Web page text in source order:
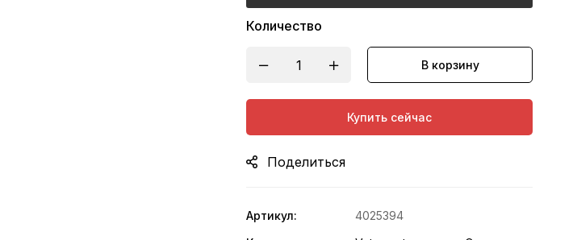
Количество
В корзину
Купить сейчас
Поделиться
Артикул:
4025394